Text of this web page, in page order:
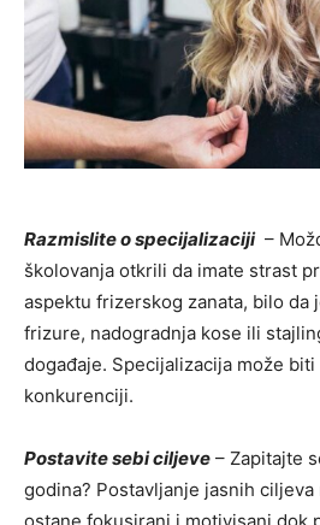
Razmislite o specijalizaciji–
školovanja otkrili da imate strast
aspektu frizerskog zanata, bilo da
frizure, nadogradnja kose ili
događaje. Specijalizacija može
konkurenciji.
Postavite sebi ciljeve – Zapitajte
godina? Postavljanje jasnih